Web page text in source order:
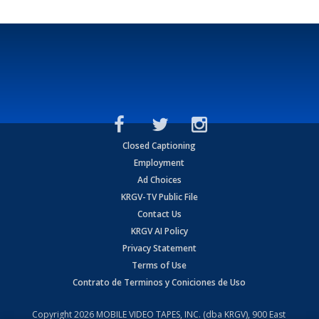
Closed Captioning
Employment
Ad Choices
KRGV-TV Public File
Contact Us
KRGV AI Policy
Privacy Statement
Terms of Use
Contrato de Terminos y Coniciones de Uso
Copyright2026 MOBILE VIDEO TAPES, INC. (dba KRGV), 900 East